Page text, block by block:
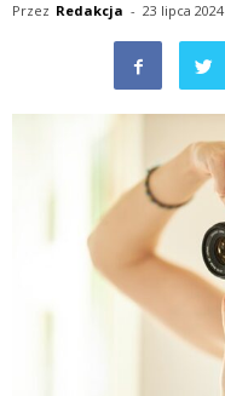
Przez Redakcja - 23 lipca 2024